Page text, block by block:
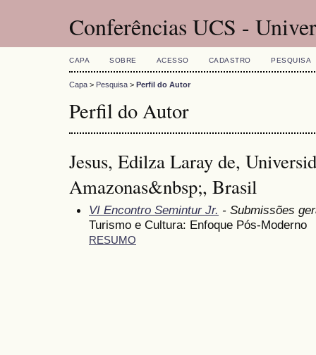
Conferências UCS -
CAPA SOBRE ACESSO CADASTRO PESQUISA
Capa > Pesquisa > Perfil do Autor
Perfil do Autor
Jesus, Edilza Laray de,
Amazonas&nbsp;, Brasil
VI Encontro Semintur Jr. - Submissões
Turismo e Cultura: Enfoque Pós-Moderno
RESUMO